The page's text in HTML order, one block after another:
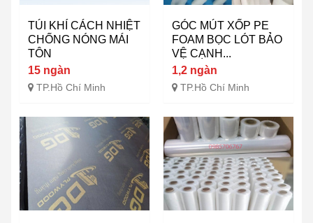
TÚI KHÍ CÁCH NHIỆT
CHỐNG NÓNG MÁI
TÔN
15 ngàn
TP.Hồ Chí Minh
GÓC MÚT XỐP PE
FOAM BỌC LÓT BẢO
VỆ CẠNH...
1,2 ngàn
TP.Hồ Chí Minh